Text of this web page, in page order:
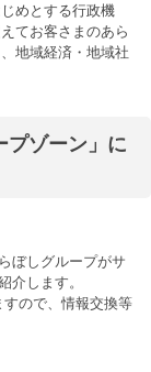
めとする行政機
てお客さまのあら
地域経済・地域社
プゾーン」に
ぼしグループがサ
介します。
ので、情報交換等